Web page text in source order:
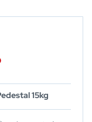
15kg